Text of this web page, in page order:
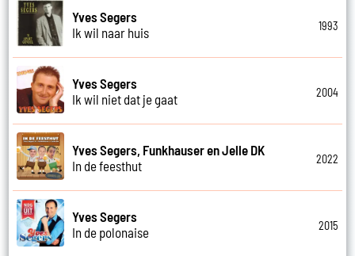
Yves Segers
Ik wil naar huis
1993
Yves Segers
Ik wil niet dat je gaat
2004
Yves Segers, Funkhauser en Jelle DK
In de feesthut
2022
Yves Segers
In de polonaise
2015